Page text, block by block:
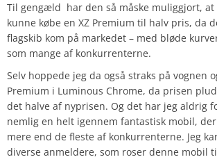
Til gengæld har den så måske muliggjort,
kunne købe en XZ Premium til halv pris, da
flagskib kom på markedet – med bløde
som mange af konkurrenterne.
Selv hoppede jeg da også straks på vognen
Premium i Luminous Chrome, da prisen
det halve af nyprisen. Og det har jeg aldrig
nemlig en helt igennem fantastisk mobil,
mere end de fleste af konkurrenterne. Jeg
diverse anmeldere, som roser denne mobil